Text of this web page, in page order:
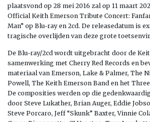
plaatsvond op 28 mei 2016 zal op 11 maart
Official Keith Emerson Tribute Concert:
Man” op Blu-ray en 2cd. De releasedatum is
tragische overlijden van deze grote
De Blu-ray/2cd wordt uitgebracht door de
samenwerking met Cherry Red Records en
materiaal van Emerson, Lake & Palmer, The
Powell, The Keith Emerson Band en het
De composities werden op die
door Steve Lukather, Brian Auger, Eddie
Steve Porcaro, Jeff “Skunk” Baxter, Vinnie